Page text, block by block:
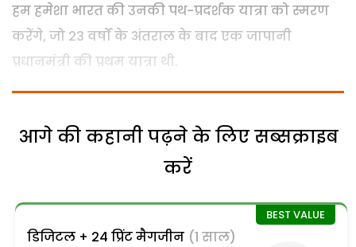
हम हमेशा भारत की उनकी पथ-प्रदर्शक यात्रा को स्‍मरण
करेंगे, जो 23 वर्षों के अंतराल के बाद एक जापानी
प्रधानमंत्री की प्रथम यात्रा थी.
आगे की कहानी पढ़ने के लिए सब्सक्राइब
करें
डिजिटल + 24 प्रिंट मैगजीन (1 साल)